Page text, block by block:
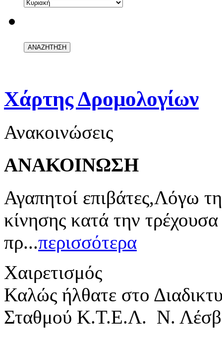
Χάρτης Δρομολογίων
Ανακοινώσεις
ΑΝΑΚΟΙΝΩΣΗ
Αγαπητοί επιβάτες,Λόγω
κίνησης κατά την
πρ...περισσότερα
Χαιρετισμός
Καλώς ήλθατε στο
Σταθμού Κ.Τ.Ε.Λ. Ν.